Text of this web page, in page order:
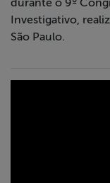
durante o 9º
Investigativo,
São Paulo.